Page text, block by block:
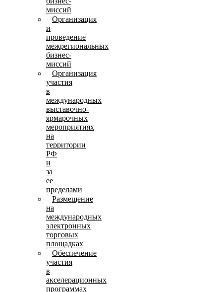
миссий
Организация
и
проведение
межрегиональных
бизнес-
миссий
Организация
участия
в
международных
выставочно-
ярмарочных
мероприятиях
на
территории
РФ
и
за
ее
пределами
Размещение
на
международных
электронных
торговых
площадках
Обеспечение
участия
в
акселерационных
программах